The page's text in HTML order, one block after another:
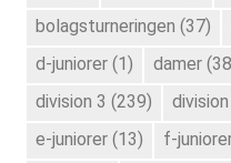
bolagsturneringen (37)
d-juniorer (1) damer
division 3 (239)
e-juniorer (13) f-